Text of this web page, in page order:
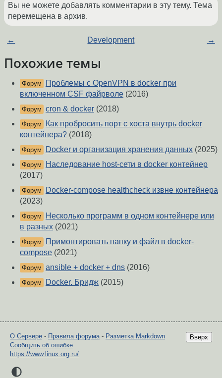
Вы не можете добавлять комментарии в эту тему. Тема
перемещена в архив.
← Development →
Похожие темы
Форум
Проблемы с OpenVPN в docker при
включенном CSF файрволе (2016)
Форум cron & docker (2018)
Форум
Как пробросить порт с хоста внутрь docker
контейнера? (2018)
Форум Docker и организация хранения данных (2025)
Форум
Наследование host-сети в docker контейнер
(2017)
Форум
Docker-compose healthcheck извне контейнера
(2023)
Форум
Несколько программ в одном контейнере или
в разных (2021)
Форум
Примонтировать папку и файл в docker-
compose (2021)
Форум ansible + docker + dns (2016)
Форум Docker. Бридж (2015)
Вверх
О Сервере - Правила форума- Разметка Markdown
Сообщить об ошибке
https://www.linux.org.ru/